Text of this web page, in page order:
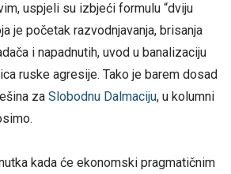
uspjeli su izbjeći formulu “dviju
je početak razvodnjavanja, brisanja
i napadnutih, uvod u banalizaciju
ruske agresije. Tako je barem dosad
za Slobodnu Dalmaciju, u kolumni
kada će ekonomski pragmatičnim